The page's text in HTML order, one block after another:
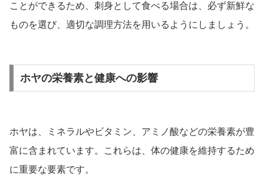
ことができるため、刺身として食べる場合は、必ず新鮮な
ものを選び、適切な調理方法を用いるようにしましょう。
ホヤの栄養素と健康への影響
ホヤは、ミネラルやビタミン、アミノ酸などの栄養素が豊
富に含まれています。これらは、体の健康を維持するため
に重要な要素です。